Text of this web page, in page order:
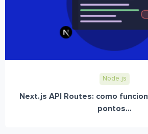
Node.js
Next.js API Routes: como
pontos...